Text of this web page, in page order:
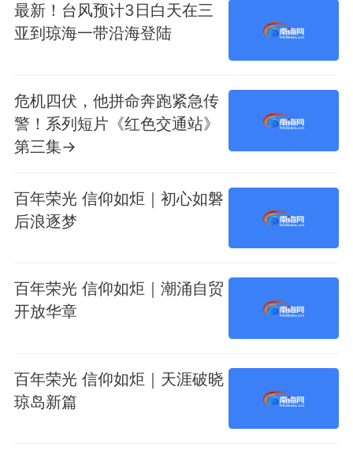
最新！台风预计3日白天在三
亚到琼海一带沿海登陆
危机四伏，他拼命奔跑紧急传
警！系列短片《红色交通站》
第三集→
百年荣光 信仰如炬｜初心如磐
后浪逐梦
百年荣光 信仰如炬｜潮涌自贸
开放华章
百年荣光 信仰如炬｜天涯破晓
琼岛新篇